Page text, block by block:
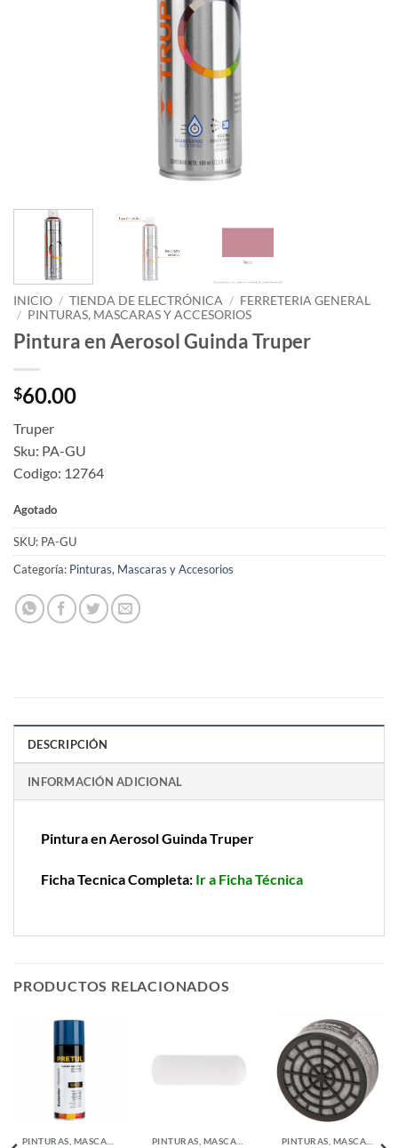
INICIO / TIENDA DE ELECTRÓNICA / FERRETERIA GENERAL
/ PINTURAS, MASCARAS Y ACCESORIOS
Pintura en Aerosol Guinda Truper
$60.00
Truper
Sku: PA-GU
Codigo: 12764
Agotado
SKU: PA-GU
Categoría: Pinturas, Mascaras y Accesorios
DESCRIPCIÓN
INFORMACIÓN ADICIONAL
Pintura en Aerosol Guinda Truper
Ficha Tecnica Completa: Ir a Ficha Técnica
PRODUCTOS RELACIONADOS